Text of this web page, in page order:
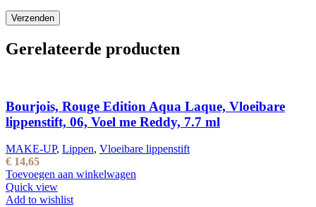
Gerelateerde producten
Bourjois, Rouge Edition Aqua Laque, Vloeibare
lippenstift, 06, Voel me Reddy, 7.7 ml
MAKE-UP, Lippen, Vloeibare lippenstift
€ 14,65
Toevoegen aan winkelwagen
Quick view
Add to wishlist